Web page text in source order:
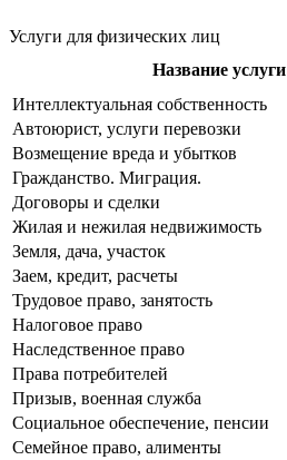
Услуги для физических лиц
Название услуги
Интеллектуальная собственность
Автоюрист, услуги перевозки
Возмещение вреда и убытков
Гражданство. Миграция.
Договоры и сделки
Жилая и нежилая недвижимость
Земля, дача, участок
Заем, кредит, расчеты
Трудовое право, занятость
Налоговое право
Наследственное право
Права потребителей
Призыв, военная служба
Социальное обеспечение, пенсии
Семейное право, алименты